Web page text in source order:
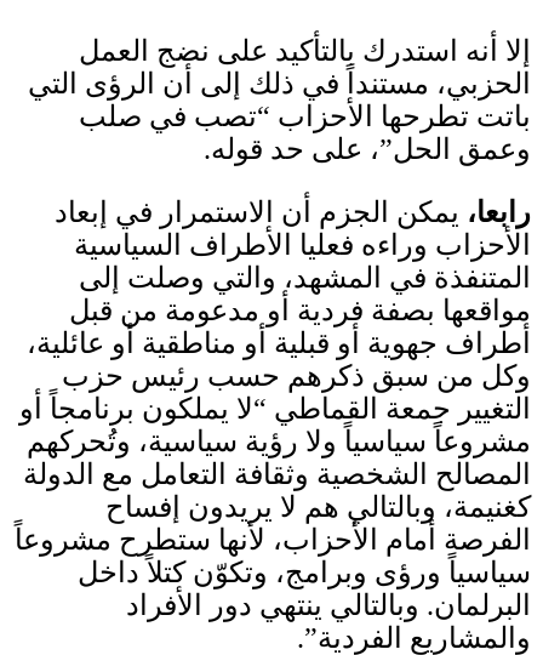
إلا أنه ستدرك بالتأكيد على نضج العمل
الحزبي، مستنداً في ذلك إلى أن الرؤى التي
باتت تطرحها الأحزاب “تصب في صلب
وعمق الحل”، على حد قوله.
رابعا، يمكن الجزم أن الاستمرار في إبعاد
الأحزاب وراءه فعليا الأطراف السياسية
المتنفذة في المشهد، والتي وصلت إلى
مواقعها بصفة فردية أو مدعومة من قبل
أطراف جهوية أو قبلية أو مناطقية أو عائلية،
وكل من سبق ذكرهم حسب رئيس حزب
التغيير جمعة القماطي “لا يملكون برنامجاً أو
مشروعاً سياسياً ولا رؤية سياسية، وتحركهم
المصالح الشخصية وثقافة التعامل مع الدولة
كغنيمة، وبالتالي هم لا يريدون إفساح
الفرصة أمام الأحزاب، لأنها ستطرح مشروعاً
سياسياً ورؤى وبرامج، وتكون كتلاً داخل
البرلمان. وبالتالي ينتهي دور الأفراد
والمشاريع الفردية”.